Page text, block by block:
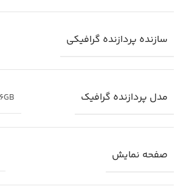
بیرجند لپ تاپ – عرضه کننده انواع لپ
و قطعات کامپیوتر . تجربه خرید آسان و امن
سازنده پردازنده گرافیکی
مدل پردازنده گرافیک
صفحه نمایش